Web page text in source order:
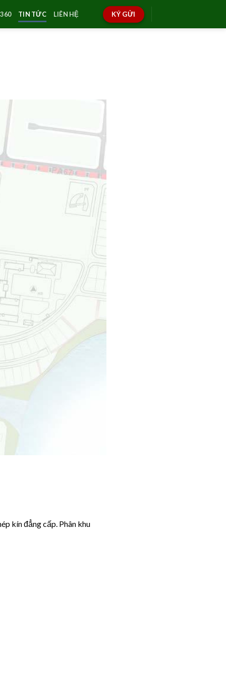
TIN TỨC LIÊN HỆ KÝ GỬI
kín đẳng cấp. Phân khu